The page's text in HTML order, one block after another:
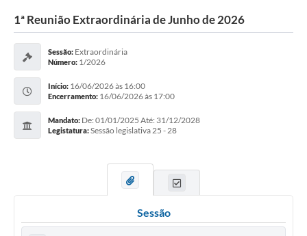
1ª Reunião Extraordinária de Junho de 2026
Sessão: Extraordinária
Número: 1/2026
Início: 16/06/2026 às 16:00
Encerramento: 16/06/2026 às 17:00
Mandato: De: 01/01/2025 Até: 31/12/2028
Legistatura:Sessão legislativa 25 - 28
Sessão